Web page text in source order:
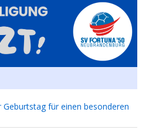
Geburtstag für einen besonderen